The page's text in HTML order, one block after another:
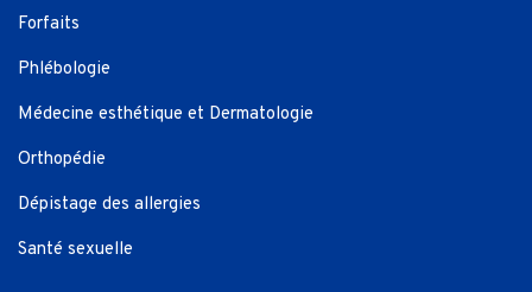
Forfaits
Phlébologie
Médecine esthétique et Dermatologie
Orthopédie
Dépistage des allergies
Santé sexuelle